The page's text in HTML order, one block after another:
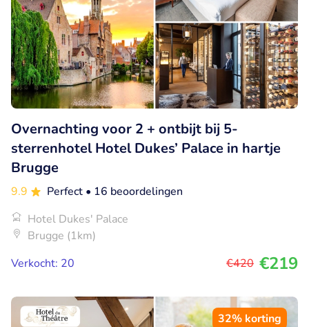
Overnachting voor 2 + ontbijt bij 5-
sterrenhotel Hotel Dukes’ Palace in hartje
Brugge
9.9 Perfect • 16 beoordelingen
Hotel Dukes' Palace
Brugge (1km)
Verkocht: 20
€420 €219
32% korting